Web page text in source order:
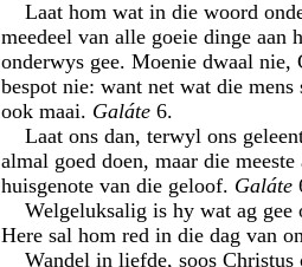
Laat hom wat in die woord
meedeel van alle goeie dinge aan
onderwys gee. Moenie dwaal nie,
bespot nie: want net wat die
ook maai. Galáte 6.
Laat ons dan, terwyl ons
almal goed doen, maar die meeste
huisgenote van die geloof. Galáte
Welgeluksalig is hy wat ag gee
Here sal hom red in die dag van
Wandel in liefde, soos Christus